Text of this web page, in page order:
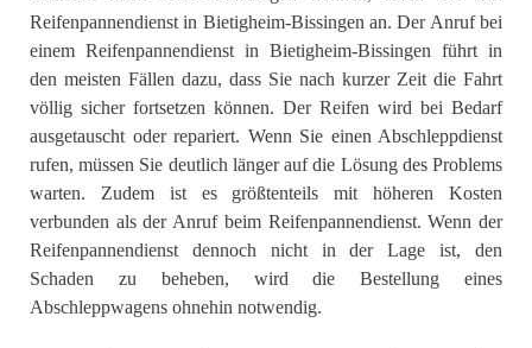
Reifenpannendienst in Bietigheim-Bissingen an. Der Anruf bei
einem Reifenpannendienst in Bietigheim-Bissingen führt in
den meisten Fällen dazu, dass Sie nach kurzer Zeit die Fahrt
völlig sicher fortsetzen können. Der Reifen wird bei Bedarf
ausgetauscht oder repariert. Wenn Sie einen Abschleppdienst
rufen, müssen Sie deutlich länger auf die Lösung des Problems
warten. Zudem ist es größtenteils mit höheren Kosten
verbunden als der Anruf beim Reifenpannendienst. Wenn der
Reifenpannendienst dennoch nicht in der Lage ist, den
Schaden zu beheben, wird die Bestellung eines
Abschleppwagens ohnehin notwendig.